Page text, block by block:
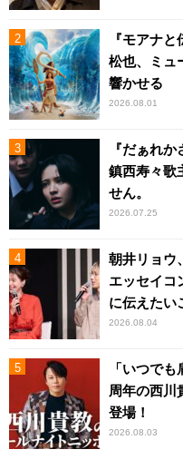
『モアナ
松也、ミュ
響かせる
2026.08.01
『だぁれ
鎮西寿々歌
せん。
2026.07.25
朝井リョウ
エッセイコ
に伝えたい
2026.08.04
「いつで
周年の西川
登場！
2026.08.03